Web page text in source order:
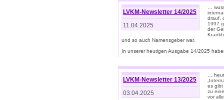
LVKM-Newsletter 14/2025
11.04.2025
…
drauf,
1997
der
und so auch Namensgeber war.
In unserer heutigen Ausgabe 14/2025
LVKM-Newsletter 13/2025
03.04.2025
…
es gibt
zu
vor